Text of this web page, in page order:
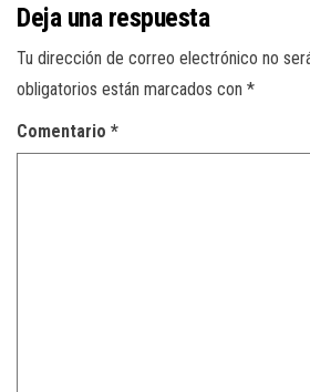
Deja una respuesta
Tu dirección de correo electrónico no
obligatorios están marcados con *
Comentario *